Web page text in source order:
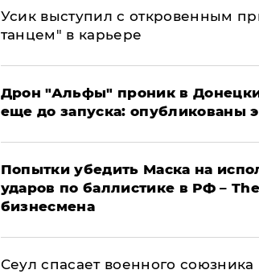
Усик выступил с откровенным
танцем" в карьере
Дрон "Альфы" проник в
еще до запуска: опубликованы
Попытки убедить Маска на
ударов по баллистике в РФ –
бизнесмена
​Сеул спасает военного